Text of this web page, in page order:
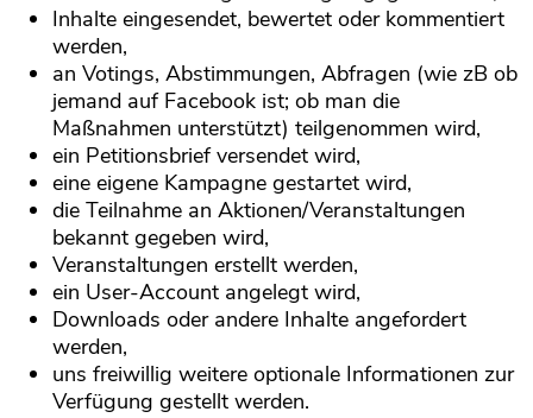
Inhalte eingesendet, bewertet oder kommentiert
werden,
an Votings, Abstimmungen, Abfragen (wie zB ob
jemand auf Facebook ist; ob man die
Maßnahmen unterstützt) teilgenommen wird,
ein Petitionsbrief versendet wird,
eine eigene Kampagne gestartet wird,
die Teilnahme an Aktionen/Veranstaltungen
bekannt gegeben wird,
Veranstaltungen erstellt werden,
ein User-Account angelegt wird,
Downloads oder andere Inhalte angefordert
werden,
uns freiwillig weitere optionale Informationen zur
Verfügung gestellt werden.